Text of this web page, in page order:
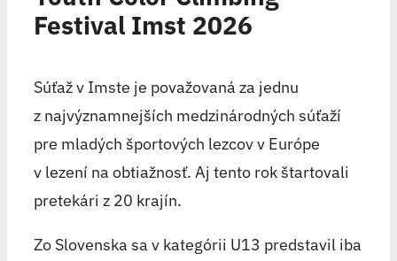
Festival Imst 2026
Súťaž v Imste je považovaná za jednu
z najvýznamnejších medzinárodných súťaží
pre mladých športových lezcov v Európe
v lezení na obtiažnosť. Aj tento rok štartovali
pretekári z 20 krajín.
Zo Slovenska sa v kategórii U13 predstavil iba